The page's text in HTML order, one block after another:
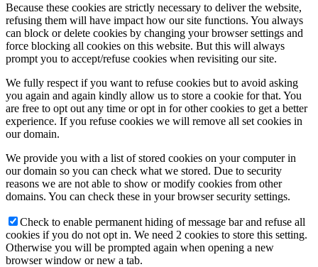
Because these cookies are strictly necessary to deliver the website,
refusing them will have impact how our site functions. You always
can block or delete cookies by changing your browser settings and
force blocking all cookies on this website. But this will always
prompt you to accept/refuse cookies when revisiting our site.
We fully respect if you want to refuse cookies but to avoid asking
you again and again kindly allow us to store a cookie for that. You
are free to opt out any time or opt in for other cookies to get a better
experience. If you refuse cookies we will remove all set cookies in
our domain.
We provide you with a list of stored cookies on your computer in
our domain so you can check what we stored. Due to security
reasons we are not able to show or modify cookies from other
domains. You can check these in your browser security settings.
Check to enable permanent hiding of message bar and refuse all
cookies if you do not opt in. We need 2 cookies to store this setting.
Otherwise you will be prompted again when opening a new
browser window or new a tab.